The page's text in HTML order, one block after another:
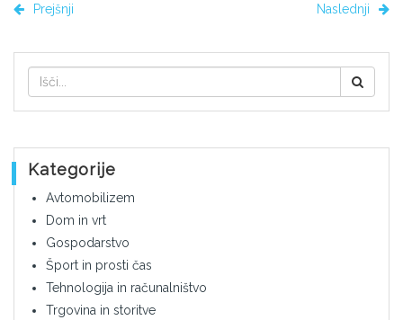
Prejšnji Naslednji
Kategorije
Avtomobilizem
Dom in vrt
Gospodarstvo
Šport in prosti čas
Tehnologija in računalništvo
Trgovina in storitve